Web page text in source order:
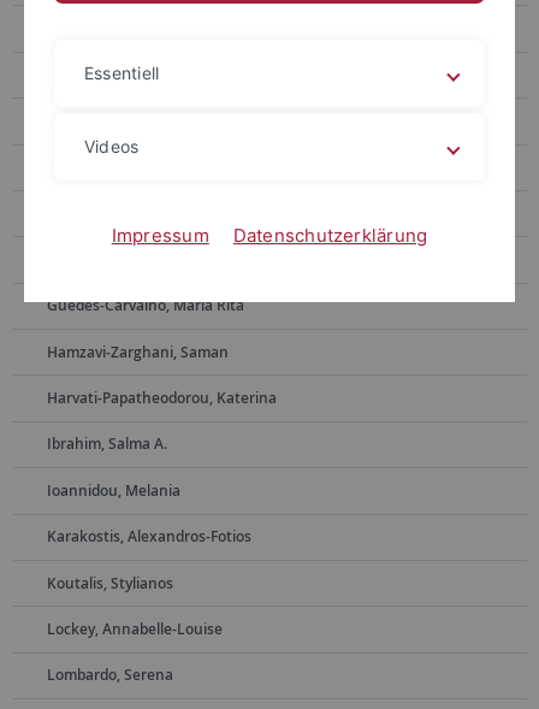
Duveau, Jérémy
Guedes-Carvalho, Maria Rita
Hamzavi-Zarghani, Saman
Harvati-Papatheodorou, Katerina
Ibrahim, Salma A.
Ioannidou, Melania
Karakostis, Alexandros-Fotios
Koutalis, Stylianos
Lockey, Annabelle-Louise
Lombardo, Serena
Essentiell
Videos
Impressum Datenschutzerklärung